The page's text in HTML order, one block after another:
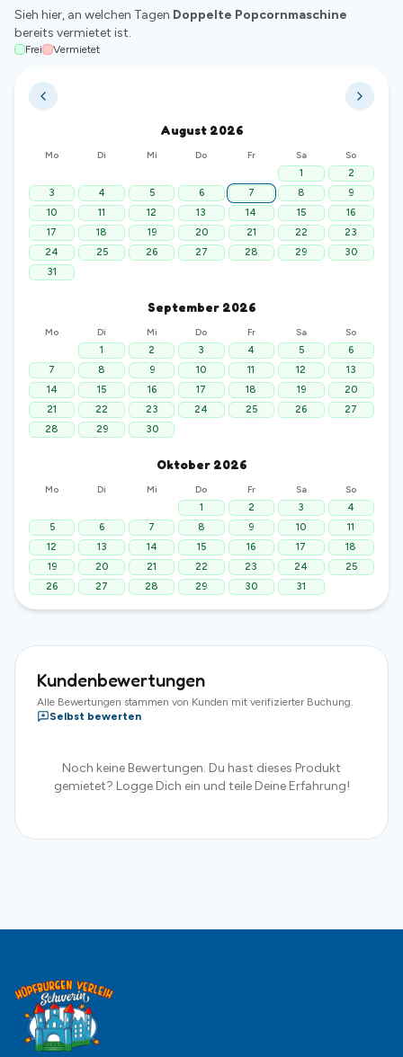
Sieh hier, an welchen Tagen Doppelte Popcornmaschine
bereits vermietet ist.
Frei Vermietet
August 2026
Mo Di Mi Do Fr Sa
So
1
2
3
4 5 6 7 8
9
10
11 12 13 14 15
16
17
18 19 20 21 22
23
24
25 26 27 28 29
30
31
September 2026
Mo Di Mi Do Fr Sa
So
1
2 3 4 5
6
7
8 9 10 11 12
13
14
15 16 17 18 19
20
21
22 23 24 25 26
27
28
29 30
Oktober 2026
Mo Di Mi Do Fr Sa
So
1
2 3
4
5
6 7 8 9 10
11
12
13 14 15 16 17
18
19
20 21 22 23 24
25
26
27 28 29 30 31
Kundenbewertungen
Alle Bewertungen stammen von Kunden mit verifizierter Buchung.
Selbst bewerten
Noch keine Bewertungen. Du hast dieses Produkt
gemietet? Logge Dich ein und teile Deine Erfahrung!